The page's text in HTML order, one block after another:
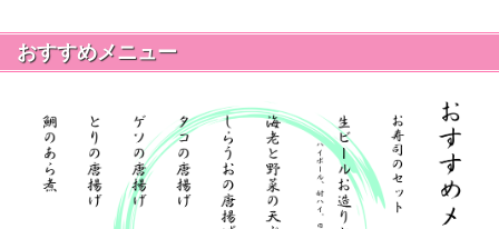
おすすめメニュー